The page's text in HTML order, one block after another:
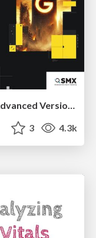
End of SEO as We Know It (SMX Advanced Version)
3 4.3k